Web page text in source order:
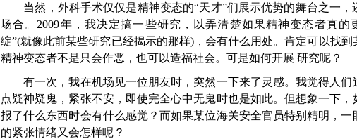
当然，外科手术仅仅是精神变态的“天才”们展示优势的舞台之一，
场合。2009年，我决定搞一些研究，以弄清楚如果精神变态者真的
绽”(就像此前某些研究已经揭示的那样)，会有什么用处。肯定可以找到
精神变态者不是只会作恶，也可以造福社会。可是如何开展 研究呢？
有一次，我在机场见一位朋友时，突然一下来了灵感。我觉得人们
点疑神疑鬼，紧张不安，即使完全心中无鬼时也是如此。但想象一下，
报了什么东西时会有什么感觉？而如果某位海关安全官员特别精明，一
的紧张情绪又会怎样呢？